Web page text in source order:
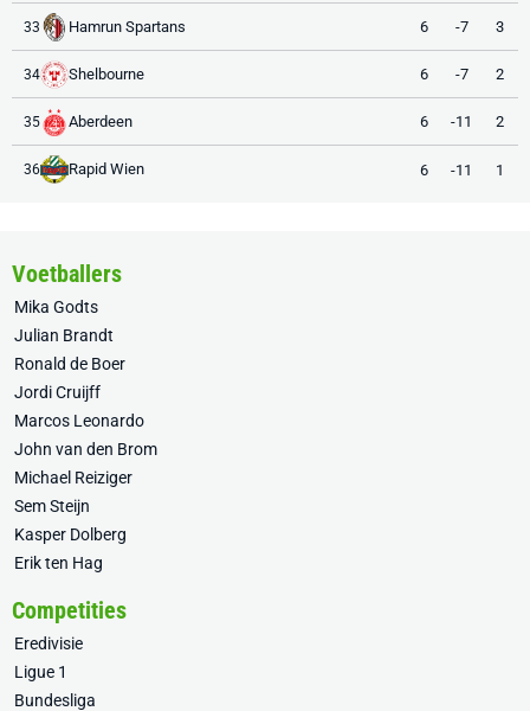
33 Hamrun Spartans 6 -7 3
34 Shelbourne 6 -7 2
35 Aberdeen 6 -11 2
36 Rapid Wien 6 -11 1
Voetballers
Mika Godts
Julian Brandt
Ronald de Boer
Jordi Cruijff
Marcos Leonardo
John van den Brom
Michael Reiziger
Sem Steijn
Kasper Dolberg
Erik ten Hag
Competities
Eredivisie
Ligue 1
Bundesliga